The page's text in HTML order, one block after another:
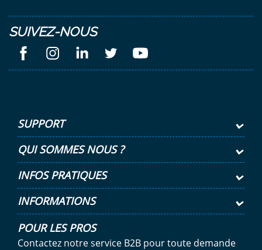
SUIVEZ-NOUS
SUPPORT
INFOS PRATIQUES
QUI SOMMES NOUS ?
INFORMATIONS
POUR LES PROS
Contactez notre service B2B pour toute demande